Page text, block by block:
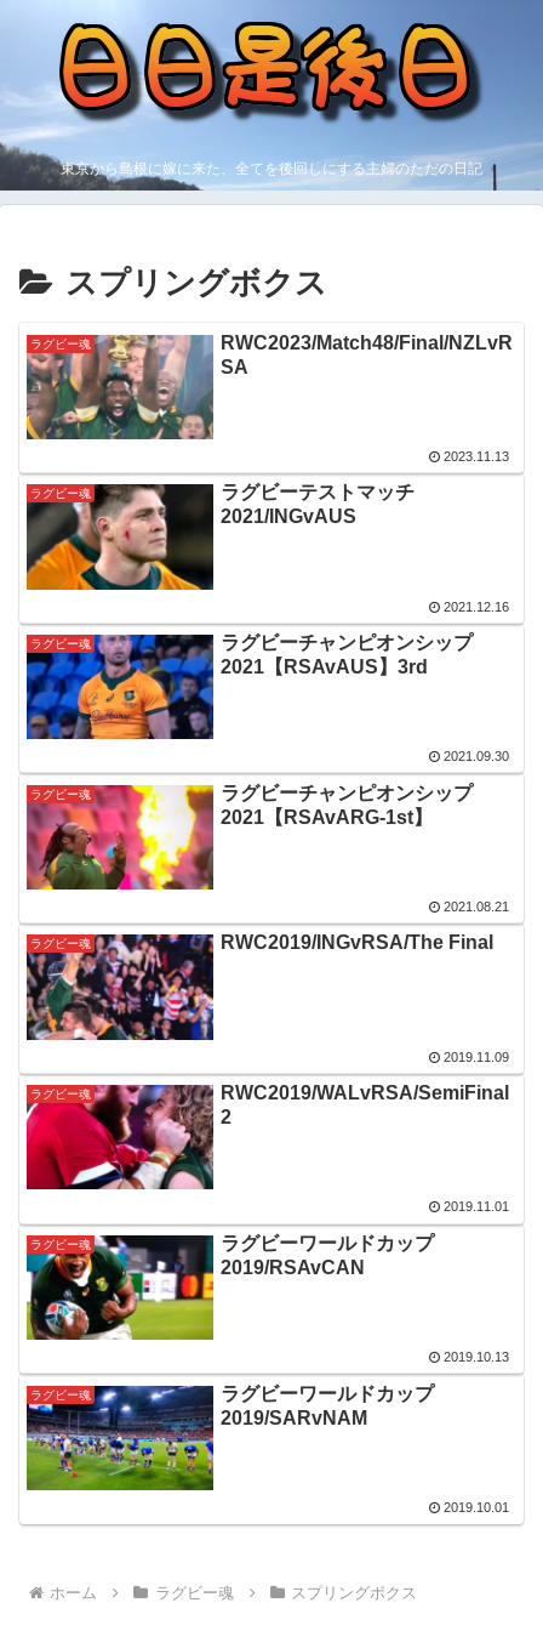
東京から島根に嫁に来た、全てを後回しにする主婦のただの日記
スプリングボクス
ラグビー魂
RWC2023/Match48/Final/NZLvR
SA
2023.11.13
ラグビー魂
ラグビーテストマッチ
2021/INGvAUS
2021.12.16
ラグビー魂
ラグビーチャンピオンシップ
2021【RSAvAUS】3rd
2021.09.30
ラグビー魂
ラグビーチャンピオンシップ
2021【RSAvARG-1st】
2021.08.21
ラグビー魂 RWC2019/INGvRSA/The Final
2019.11.09
ラグビー魂
RWC2019/WALvRSA/SemiFinal
2
2019.11.01
ラグビー魂
ラグビーワールドカップ
2019/RSAvCAN
2019.10.13
ラグビー魂
ラグビーワールドカップ
2019/SARvNAM
2019.10.01
ホーム ラグビー魂 スプリングボクス